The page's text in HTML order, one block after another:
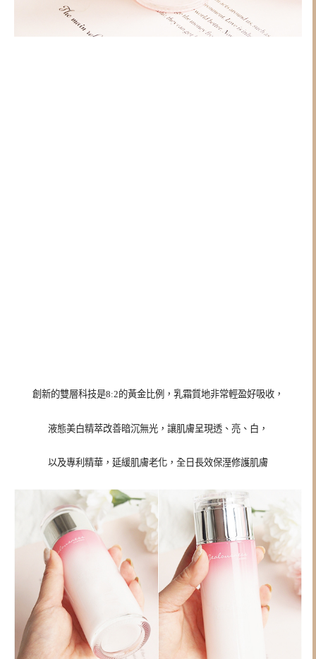
創新的雙層科技是8:2的黃金比例，乳霜質地非常輕盈好吸收，
液態美白精萃改善暗沉無光，讓肌膚呈現透、亮、白，
以及專利精華，延緩肌膚老化，全日長效保溼修護肌膚